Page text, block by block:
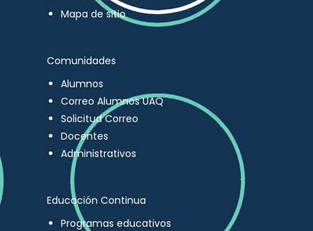
Mapa de sitio
Comunidades
Alumnos
Correo Alumnos UAQ
Solicitud Correo
Docentes
Administrativos
Educación Continua
Programas educativos